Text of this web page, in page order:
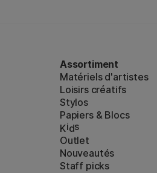
Assortiment
Matériels d'artistes
Loisirs créatifs
Stylos
Papiers & Blocs
Kids
Outlet
Nouveautés
Staff picks